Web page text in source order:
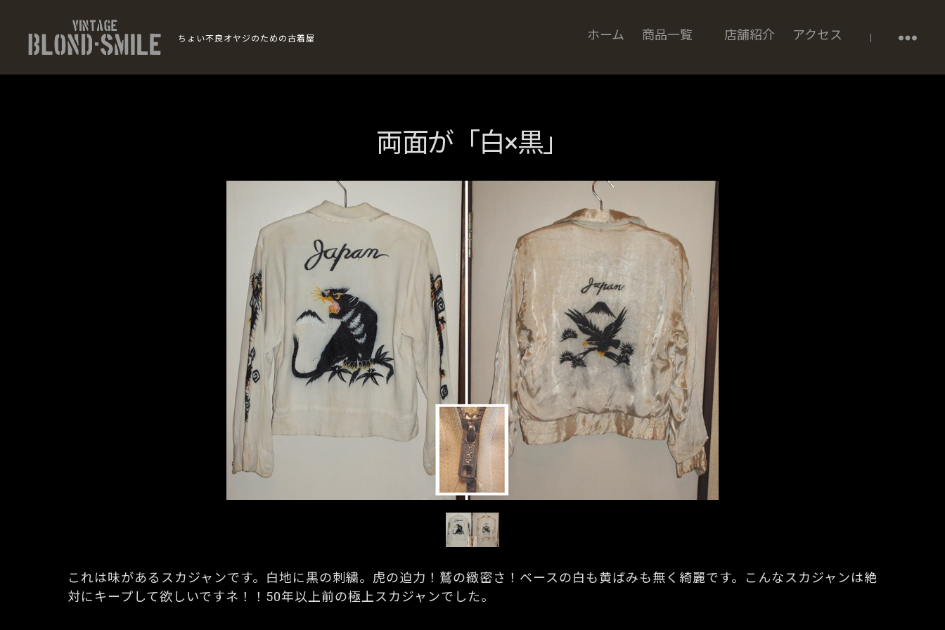
SMILE
ちょい不良オヤジのための古着屋 ホーム 商品一覧 店舗紹介 アクセス
両面が「白×黒」
これは味があるスカジャンです。白地に黒の刺繍。虎の迫力！鷲の緻密さ！ベースの白も黄ばみも無く綺麗です。こんなスカジャンは絶
対にキープして欲しいですネ！！50年以上前の極上スカジャンでした。